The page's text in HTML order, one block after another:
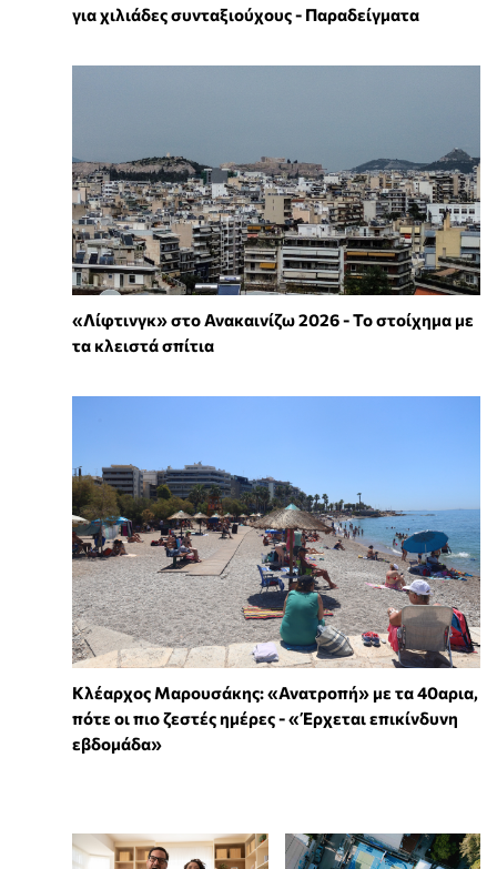
για χιλιάδες συνταξιούχους - Παραδείγματα
«Λίφτινγκ» στο Ανακαινίζω 2026 - Το στοίχημα με
τα κλειστά σπίτια
Κλέαρχος Μαρουσάκης: «Ανατροπή» με τα 40αρια,
πότε οι πιο ζεστές ημέρες - «Έρχεται επικίνδυνη
εβδομάδα»